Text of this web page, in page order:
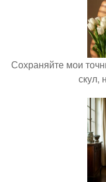
Сохраняйте мои
скул,